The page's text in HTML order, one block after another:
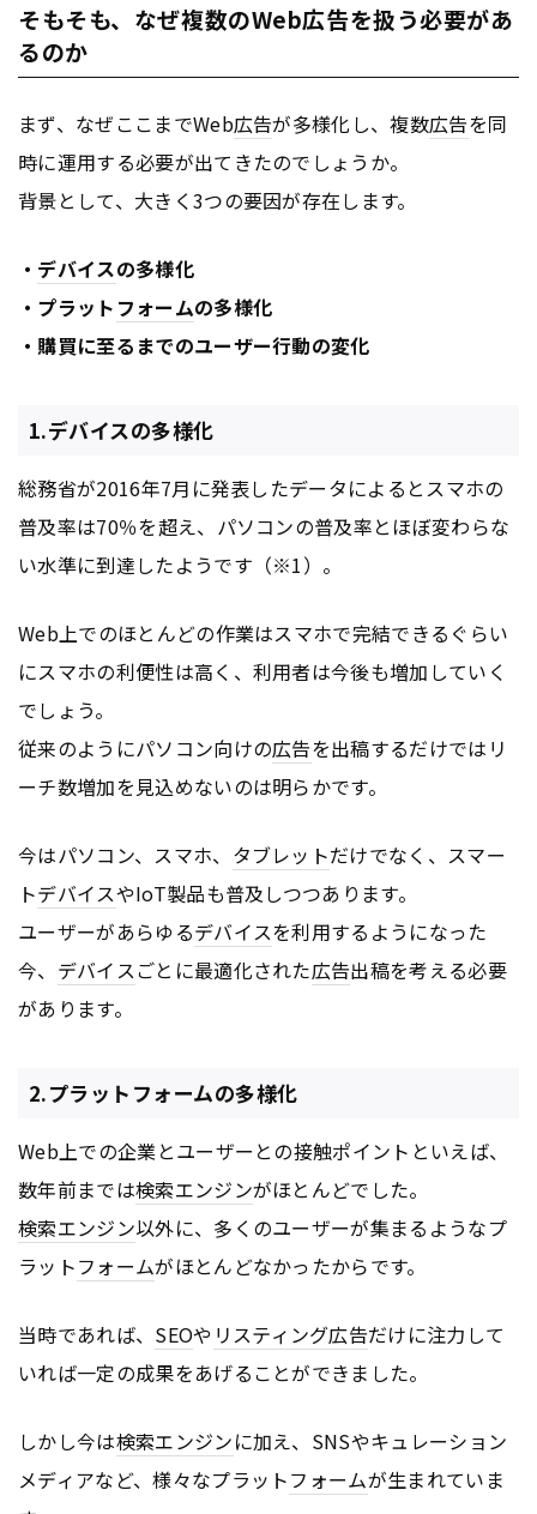
そもそも、なぜ複数のWeb広告を扱う必要があ
るのか
まず、なぜここまでWeb広告が多様化し、複数広告を同
時に運用する必要が出てきたのでしょうか。
背景として、大きく3つの要因が存在します。
・ デバイスの多様化
・プラット フォームの多様化
・購買に至るまでのユーザー行動の変化
1.デバイスの多様化
総務省が2016年7月に発表したデータによるとスマホの
普及率は70％を超え、パソコンの普及率とほぼ変わらな
い水準に到達したようです（※1）。
Web上でのほとんどの作業はスマホで完結できるぐらい
にスマホの利便性は高く、利用者は今後も増加していく
でしょう。
従来のようにパソコン向けの広告を出稿するだけではリ
ーチ数増加を見込めないのは明らかです。
今はパソコン、スマホ、 タブレットだけでなく、スマー
トデバイスやIoT製品も普及しつつあります。
ユーザーがあらゆるデバイスを利用するようになった
今、 デバイスごとに最適化された広告出稿を考える必要
があります。
2.プラットフォームの多様化
Web上での企業とユーザーとの接触ポイントといえば、
数年前までは検索エンジンがほとんどでした。
検索エンジン以外に、多くのユーザーが集まるようなプ
ラットフォームがほとんどなかったからです。
当時であれば、 SEOや リスティング広告だけに注力して
いれば一定の成果をあげることができました。
しかし今は検索エンジンに加え、SNSやキュレーション
メディアなど、様々なプラットフォームが生まれていま